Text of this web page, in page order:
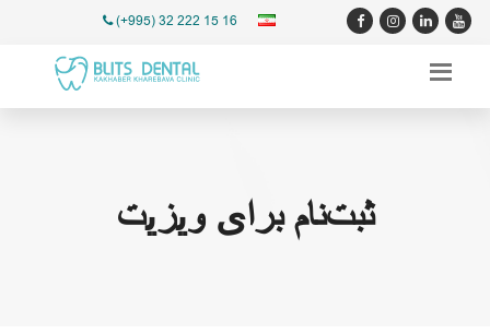
(+995) 32 222 15 16
ثبت‌نام برای ویزیت